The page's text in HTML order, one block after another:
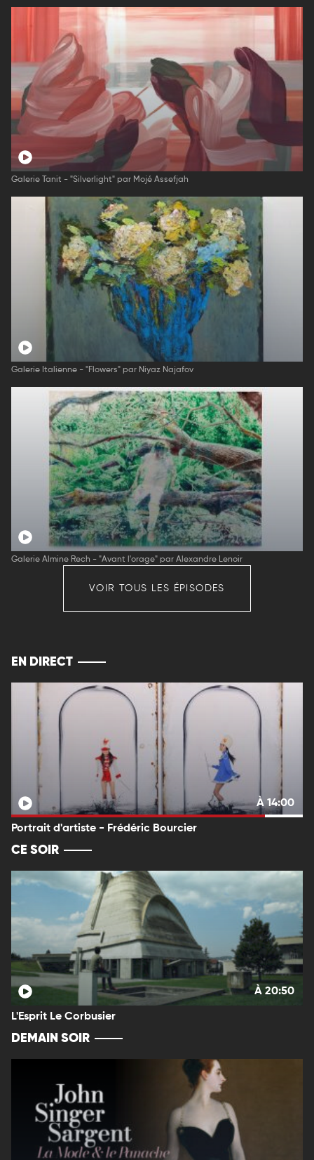
Galerie Tanit - "Silverlight" par Mojé Assefjah
Galerie Italienne - "Flowers" par Niyaz Najafov
Galerie Almine Rech - "Avant l'orage" par Alexandre Lenoir
VOIR TOUS LES ÉPISODES
EN DIRECT
À 14:00
Portrait d'artiste - Frédéric Bourcier
CE SOIR
À 20:50
L'Esprit Le Corbusier
DEMAIN SOIR